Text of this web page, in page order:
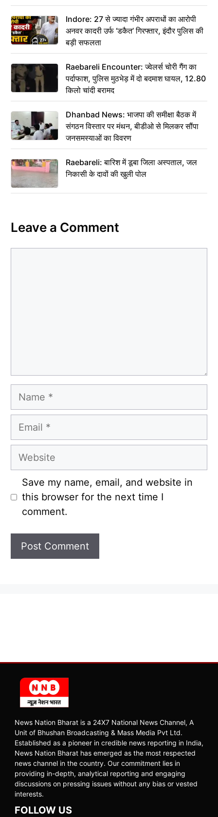
कहा– अंतिम संस्कार कर दीजिए हम नहीं आ पाएंगे
Indore: 27 से ज्यादा गंभीर अपराधों का आरोपी
अनवर कादरी उर्फ ‘डकैत’ गिरफ्तार, इंदौर पुलिस की
बड़ी सफलता
Raebareli Encounter: ज्वेलर्स चोरी गैंग का
पर्दाफाश, पुलिस मुठभेड़ में दो बदमाश घायल, 12.80
किलो चांदी बरामद
Dhanbad News: भाजपा की समीक्षा बैठक में
संगठन विस्तार पर मंथन, बीडीओ से मिलकर सौंपा
जनसमस्याओं का विवरण
Raebareli: बारिश में डूबा जिला अस्पताल, जल
निकासी के दावों की खुली पोल
Leave a Comment
Name
Email
Website
Save my name, email, and website in
this browser for the next time I
comment.
News Nation Bharat is a 24X7 National News Channel, A
Unit of Bhushan Broadcasting & Mass Media Pvt Ltd.
Established as a pioneer in credible news reporting in India,
News Nation Bharat has emerged as the most respected
news channel in the country. Our commitment lies in
providing in-depth, analytical reporting and engaging
discussions on pressing issues without any bias or vested
interests.
FOLLOW US